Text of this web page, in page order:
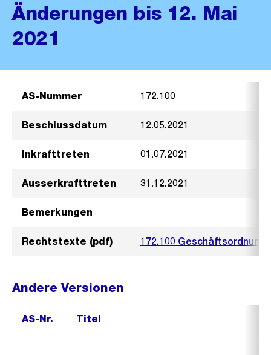
Änderungen bis 12. Mai
2021
AS-Nummer 172.100
Beschlussdatum 12.05.2021
Inkrafttreten 01.07.2021
Ausserkrafttreten 31.12.2021
Bemerkungen
Rechtstexte (pdf) 172.100 Geschäftsordnung
Andere Versionen
AS-Nr. Titel